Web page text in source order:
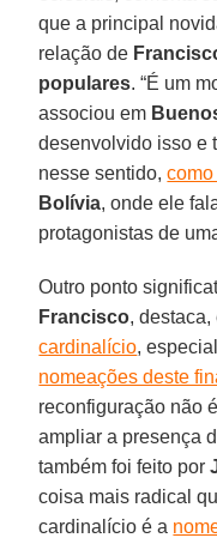
que a principal
relação de
populares. “É um
associou em
desenvolvido isso e
nesse sentido,
Bolívia, onde ele
protagonistas de
Outro ponto
Francisco, destaca,
cardinalício,
nomeações deste
reconfiguração não
ampliar a presença
também foi feito por
coisa mais radical
cardinalício é a